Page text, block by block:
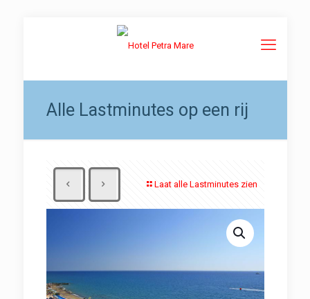
Alle Lastminutes op een rij
Laat alle Lastminutes zien